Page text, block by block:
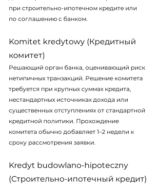
при строительно-ипотечном кредите или
по соглашению с банком.
Komitet kredytowy (Кредитный
комитет)
Решающий орган банка, оценивающий риск
нетипичных транзакций. Решение комитета
требуется при крупных суммах кредита,
нестандартных источниках дохода или
существенных отступлениях от стандартной
кредитной политики. Прохождение
комитета обычно добавляет 1–2 недели к
сроку рассмотрения заявки.
Kredyt budowlano-hipoteczny
(Строительно-ипотечный кредит)